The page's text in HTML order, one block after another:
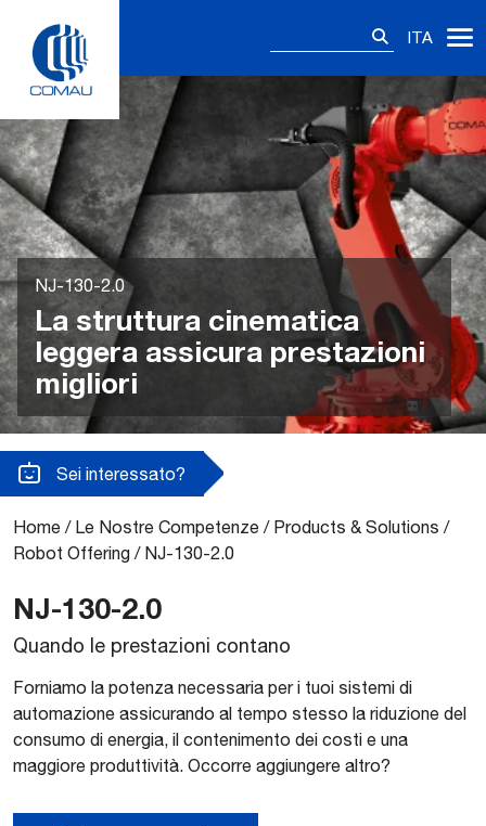
content
ITA
NJ-130-2.0
La struttura cinematica
leggera assicura prestazioni
migliori
Sei interessato?
Home / Le Nostre Competenze / Products & Solutions /
Robot Offering / NJ-130-2.0
NJ-130-2.0
Quando le prestazioni contano
Forniamo la potenza necessaria per i tuoi sistemi di
automazione assicurando al tempo stesso la riduzione del
consumo di energia, il contenimento dei costi e una
maggiore produttività. Occorre aggiungere altro?